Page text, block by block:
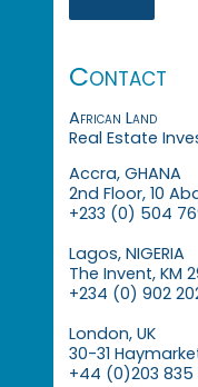
Contact
African Land
Real Estate
Accra, GHANA
2nd Floor, 10
+233 (0) 504
Lagos, NIGERIA
The Invent, KM
+234 (0) 902
London, UK
30-31
+44 (0)203